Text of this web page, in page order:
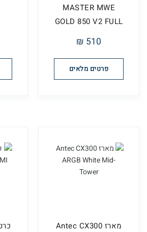
MASTER MWE
GOLD 850 V2 FULL
MODULAR
510 ₪
פרטים מלאים
מארז Antec CX300